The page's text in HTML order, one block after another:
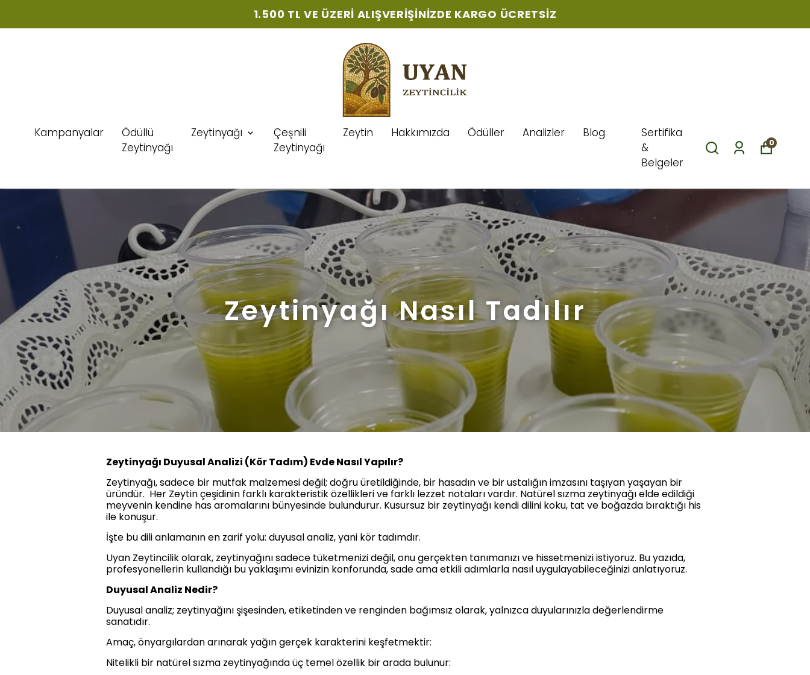
1.500 TL VE ÜZERI ALIŞVERIŞINIZDE KARGO ÜCRETSIZ
Kampanyalar
Ödüllü
Zeytinyağı
Zeytinyağı
Çeşnili
Zeytinyağı
Zeytin Hakkımızda Ödüller Analizler Blog
Sertifika
&
Belgeler
0
Zeytinyağı Nasıl Tadılır
Zeytinyağı Duyusal Analizi (Kör Tadım) Evde Nasıl Yapılır?
Zeytinyağı, sadece bir mutfak malzemesi değil; doğru üretildiğinde, bir hasadın ve bir ustalığın imzasını taşıyan yaşayan bir
üründür. Her Zeytin çeşidinin farklı karakteristik özellikleri ve farklı lezzet notaları vardır. Natürel sızma zeytinyağı elde edildiği
meyvenin kendine has aromalarını bünyesinde bulundurur. Kusursuz bir zeytinyağı kendi dilini koku, tat ve boğazda bıraktığı his
ile konuşur.
İşte bu dili anlamanın en zarif yolu: duyusal analiz, yani kör tadımdır.
Uyan Zeytincilik olarak, zeytinyağını sadece tüketmenizi değil, onu gerçekten tanımanızı ve hissetmenizi istiyoruz. Bu yazıda,
profesyonellerin kullandığı bu yaklaşımı evinizin konforunda, sade ama etkili adımlarla nasıl uygulayabileceğinizi anlatıyoruz.
Duyusal Analiz Nedir?
Duyusal analiz; zeytinyağını şişesinden, etiketinden ve renginden bağımsız olarak, yalnızca duyularınızla değerlendirme
sanatıdır.
Amaç, önyargılardan arınarak yağın gerçek karakterini keşfetmektir:
Nitelikli bir natürel sızma zeytinyağında üç temel özellik bir arada bulunur: